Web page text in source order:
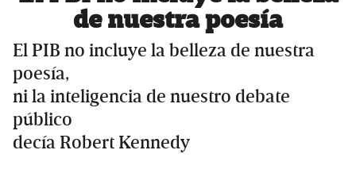
de nuestra poesía
El PIB no incluye la belleza de nuestra
poesía,
ni la inteligencia de nuestro debate
público
decía Robert Kennedy